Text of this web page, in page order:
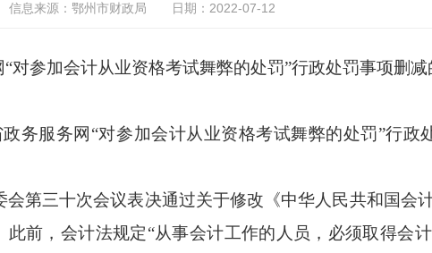
信息来源：鄂州市财政局 日期：2022-07-12
对参加会计从业资格考试舞弊的处罚”行政处罚事项删减
务服务网“对参加会计从业资格考试舞弊的处罚”行政
第三十次会议表决通过关于修改《中华人民共和国会
前，会计法规定“从事会计工作的人员，必须取得会